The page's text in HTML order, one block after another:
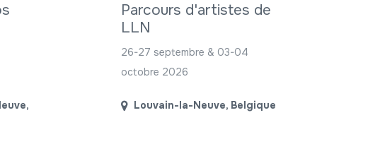
,
Parcours d'artistes de
LLN
26-27 septembre & 03-04
octobre 2026
Louvain-la-Neuve, Belgique